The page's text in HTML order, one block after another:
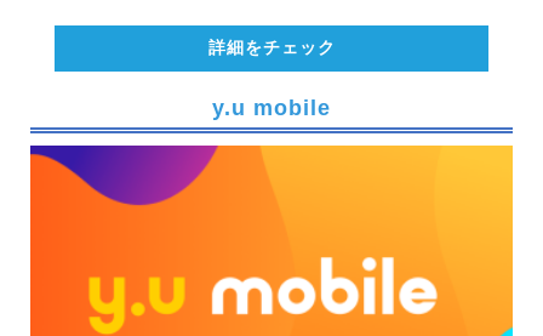
詳細をチェック
y.u mobile
楽天モバイル
LIBMO